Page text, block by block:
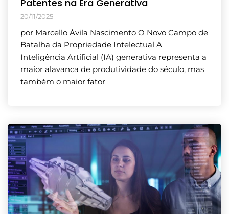
Patentes na Era Generativa
20/11/2025
por Marcello Ávila Nascimento O Novo Campo de
Batalha da Propriedade Intelectual A
Inteligência Artificial (IA) generativa representa a
maior alavanca de produtividade do século, mas
também o maior fator